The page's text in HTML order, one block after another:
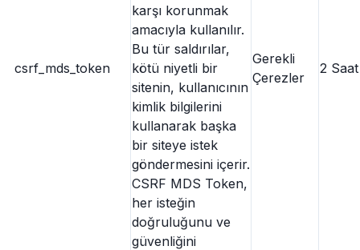
csrf_mds_token
karşı korunmak
amacıyla kullanılır.
Bu tür saldırılar,
kötü niyetli bir
sitenin, kullanıcının
kimlik bilgilerini
kullanarak başka
bir siteye istek
göndermesini içerir.
CSRF MDS Token,
her isteğin
doğruluğunu ve
güvenliğini
Gerekli
Çerezler
2 Saat